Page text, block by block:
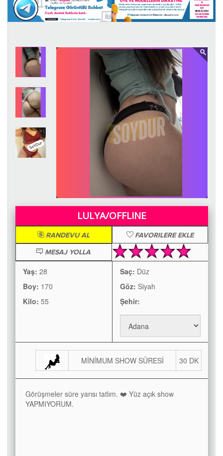
LULYA/OFFLINE
RANDEVU AL
FAVORILERE EKLE
MESAJ YOLLA
Yaş: 28
Boy: 170
Kilo: 55
Saç: Düz
Göz: Siyah
Şehir:
MİNİMUM SHOW SÜRESİ 30 DK
Görüşmeler süre yarısı tatlım. ❤️ Yüz açık show
YAPMIYORUM.